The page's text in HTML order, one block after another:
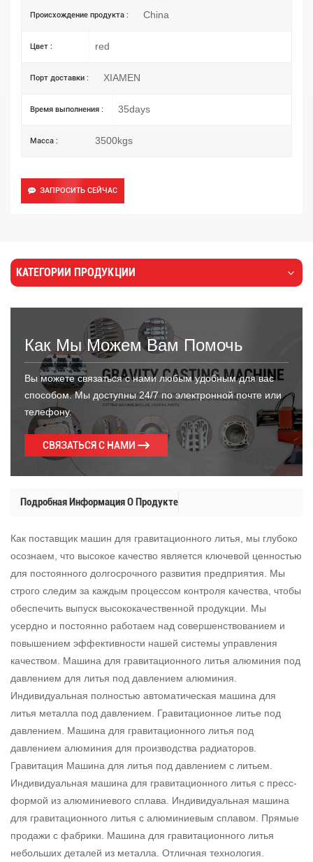
Происхождение продукта : China
Цвет : red
Порт доставки : XIAMEN
Время выполнения : 35days
Масса : 3500kgs
ЗАПРОСИТЬ СЕЙЧАС
КАТЕГОРИИ ПРОДУКЦИИ
Как Мы Можем Вам Помочь
Вы можете связаться с нами любым удобным для вас
способом. Мы доступны 24/7 по электронной почте или
телефону.
СВЯЗАТЬСЯ С НАМИ
Подробная Информация О Продукте
Как поставщик машин для гравитационного литья, мы глубоко
осознаем, что высокое качество является ключевой ценностью
для постоянного долгосрочного развития предприятия. Мы
строго следим за каждым процессом контроля качества, чтобы
обеспечить выпуск высококачественной продукции. Мы
усердно и постоянно работаем над совершенствованием и
повышением эффективности нашей системы управления
качеством. Машина для гравитационного литья алюминия под
давлением для литья под давлением алюминия.
Индивидуальная полностью автоматическая машина для
литья металла под давлением. Гравитационное литье под
давлением. Машина для гравитационного литья под
давлением алюминия для производства радиаторов.
Гравитация Машина для литья под давлением с литьем.
Индивидуальная машина для гравитационного литья с пресс-
формой из алюминиевого сплава. Индивидуальная машина
для гравитационного литья с алюминиевым сплавом. Прямые
продажи с фабрики. Машина для гравитационного литья
небольших деталей из металла. Отличная технология.